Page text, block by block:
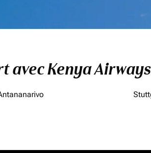
avec Kenya Airways